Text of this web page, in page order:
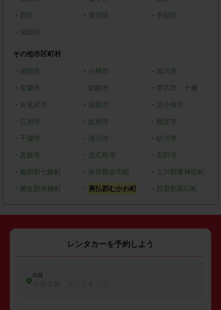
・ 西区 ・ 厚別区 ・ 手稲区
・ 清田区
その他市区町村
・ 函館市 ・ 小樽市 ・ 旭川市
・ 室蘭市 ・ 釧路市 ・ 帯広市・十勝
・ 岩見沢市 ・ 留萌市 ・苫小牧市
・ 江別市 ・ 紋別市 ・ 根室市
・ 千歳市 ・ 滝川市 ・砂川市
・ 恵庭市 ・ 北広島市 ・ 石狩市
・ 亀田郡七飯町 ・ 余市郡余市町 ・ 上川郡東神楽町
・ 網走郡美幌町 ・ 勇払郡むかわ町 ・ 目梨郡羅臼町
レンタカーを予約しよう
出発